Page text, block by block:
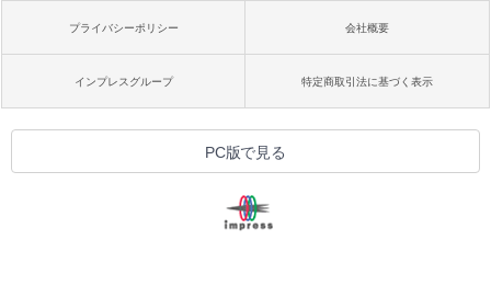
プライバシーポリシー 会社概要
インプレスグループ 特定商取引法に基づく表示
PC版で見る